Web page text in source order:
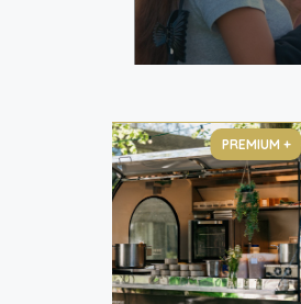
PREMIUM +